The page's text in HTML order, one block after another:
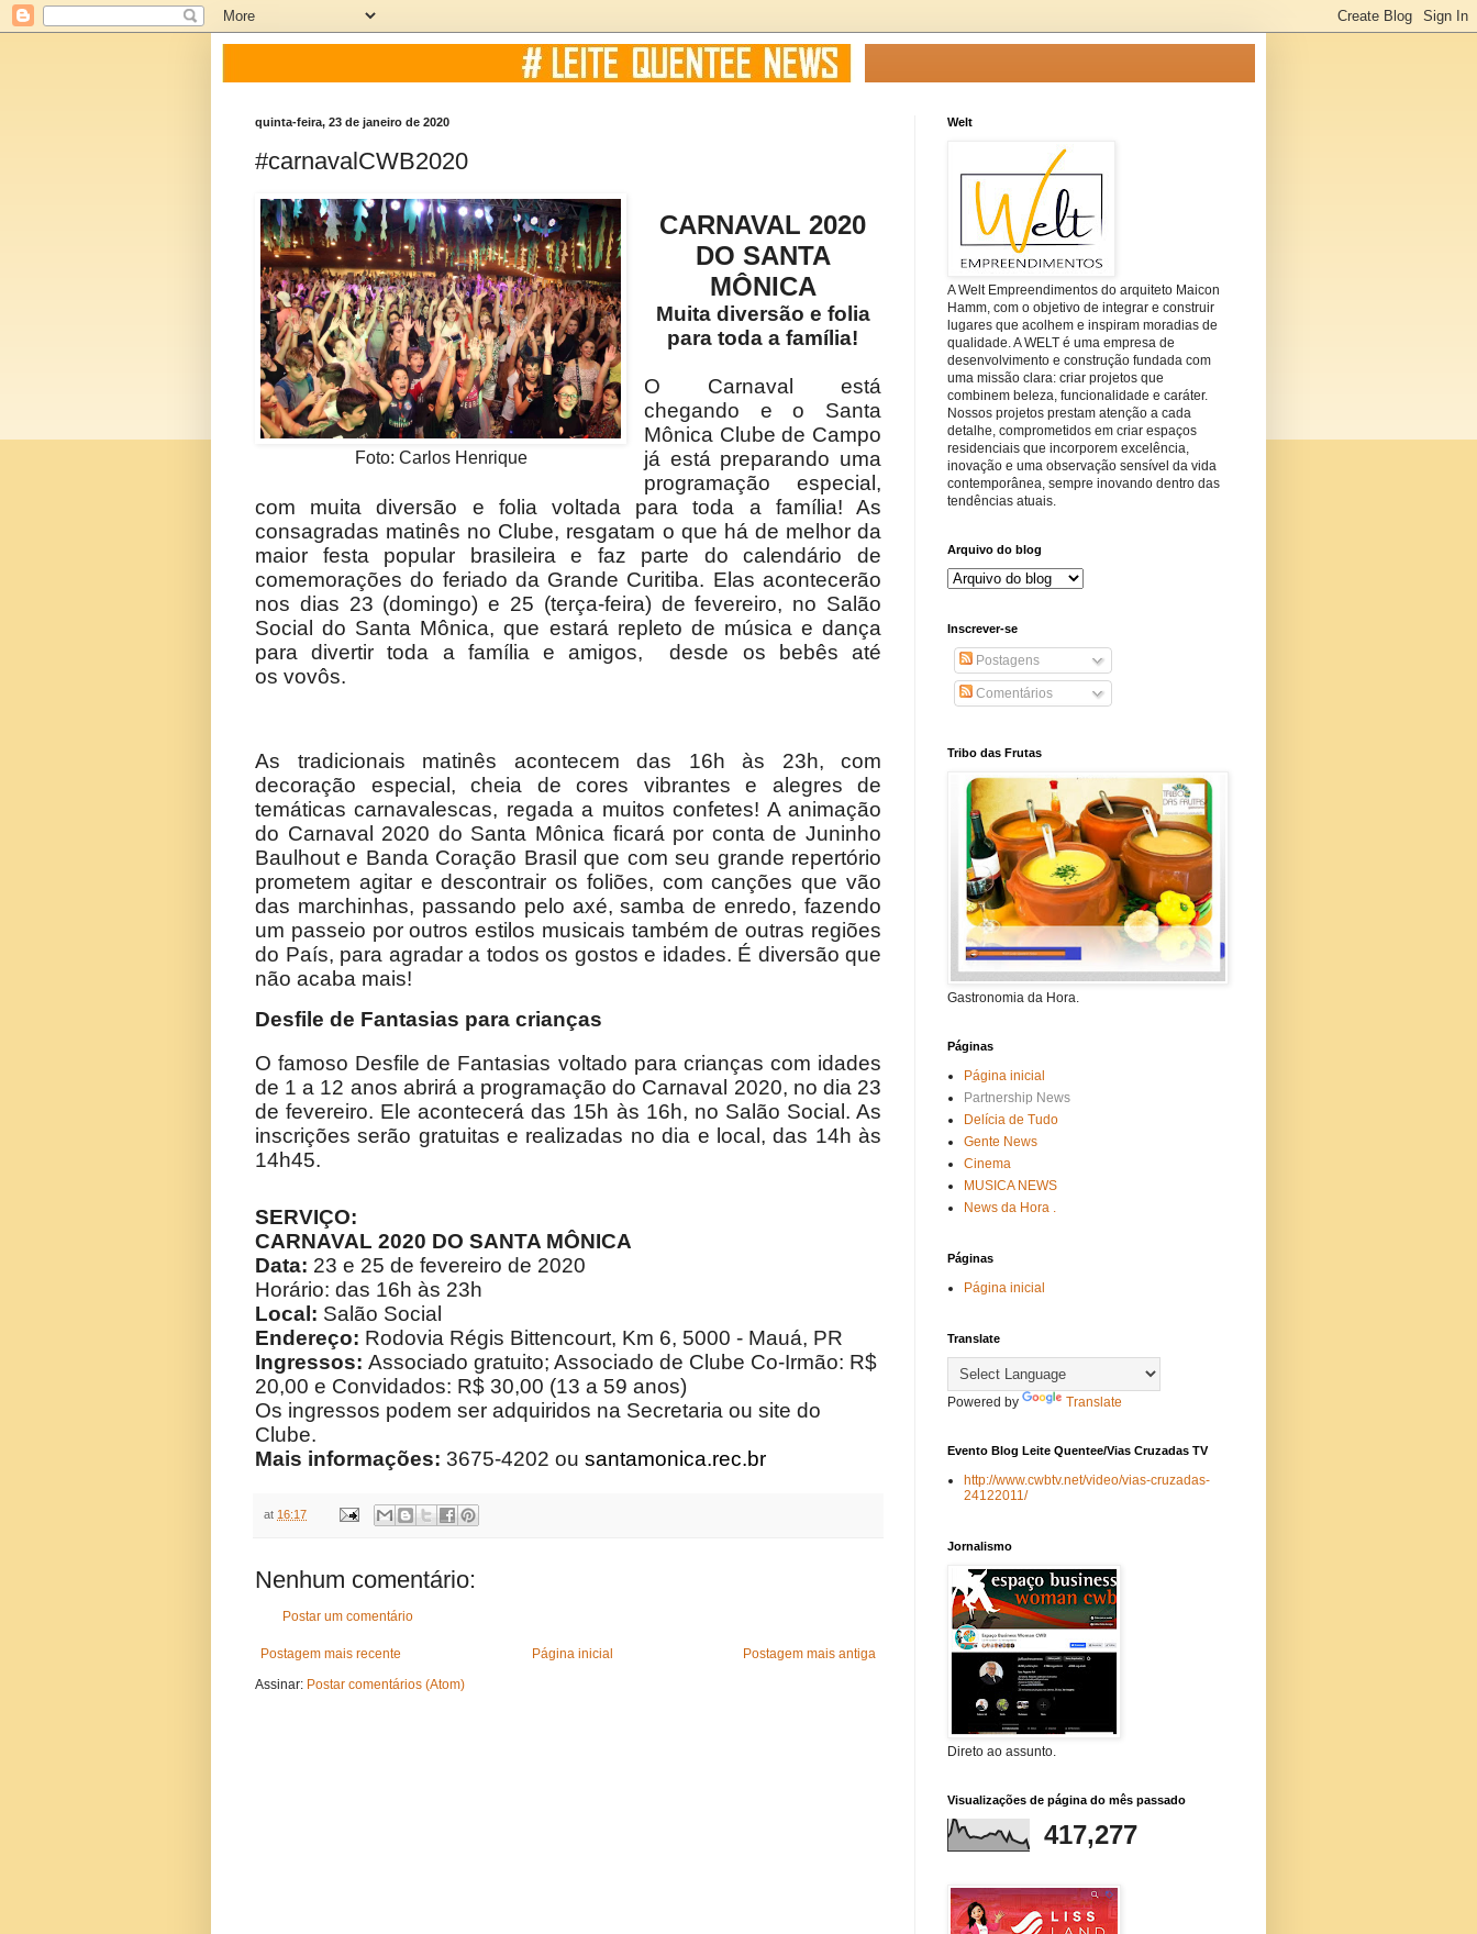
quinta-feira, 23 de janeiro de 2020
#carnavalCWB2020
Foto: Carlos Henrique
CARNAVAL 2020
DO SANTA
MÔNICA
Muita diversão e folia
para toda a família!
O Carnaval está
chegando e o Santa
Mônica Clube de Campo
já está preparando uma
programação especial,
com muita diversão e folia voltada para toda a família! As
consagradas matinês no Clube, resgatam o que há de melhor da
maior festa popular brasileira e faz parte do calendário de
comemorações do feriado da Grande Curitiba. Elas acontecerão
nos dias 23 (domingo) e 25 (terça-feira) de fevereiro, no Salão
Social do Santa Mônica, que estará repleto de música e dança
para divertir toda a família e amigos, desde os bebês até
os vovôs.
As tradicionais matinês acontecem das 16h às 23h, com
decoração especial, cheia de cores vibrantes e alegres de
temáticas carnavalescas, regada a muitos confetes! A animação
do Carnaval 2020 do Santa Mônica ficará por conta de Juninho
Baulhout e Banda Coração Brasil que com seu grande repertório
prometem agitar e descontrair os foliões, com canções que vão
das marchinhas, passando pelo axé, samba de enredo, fazendo
um passeio por outros estilos musicais também de outras regiões
do País, para agradar a todos os gostos e idades. É diversão que
não acaba mais!
Desfile de Fantasias para crianças
O famoso Desfile de Fantasias voltado para crianças com idades
de 1 a 12 anos abrirá a programação do Carnaval 2020, no dia 23
de fevereiro. Ele acontecerá das 15h às 16h, no Salão Social. As
inscrições serão gratuitas e realizadas no dia e local, das 14h às
14h45.
SERVIÇO:
CARNAVAL 2020 DO SANTA MÔNICA
Data: 23 e 25 de fevereiro de 2020
Horário: das 16h às 23h
Local: Salão Social
Endereço: Rodovia Régis Bittencourt, Km 6, 5000 - Mauá, PR
Ingressos: Associado gratuito; Associado de Clube Co-Irmão: R$
20,00 e Convidados: R$ 30,00 (13 a 59 anos)
Os ingressos podem ser adquiridos na Secretaria ou site do
Clube.
Mais informações: 3675-4202 ou santamonica.rec.br
at 16:17
Nenhum comentário:
Postar um comentário
Postagem mais recente Postagem mais antiga
Página inicial
Assinar: Postar comentários (Atom)
Welt
A Welt Empreendimentos do arquiteto Maicon
Hamm, com o objetivo de integrar e construir
lugares que acolhem e inspiram moradias de
qualidade. A WELT é uma empresa de
desenvolvimento e construção fundada com
uma missão clara: criar projetos que
combinem beleza, funcionalidade e caráter.
Nossos projetos prestam atenção a cada
detalhe, comprometidos em criar espaços
residenciais que incorporem excelência,
inovação e uma observação sensível da vida
contemporânea, sempre inovando dentro das
tendências atuais.
Arquivo do blog
Inscrever-se
Postagens
Comentários
Tribo das Frutas
Gastronomia da Hora.
Páginas
Página inicial
Partnership News
Delícia de Tudo
Gente News
Cinema
MUSICA NEWS
News da Hora .
Páginas
Página inicial
Translate
Powered by Translate
Evento Blog Leite Quentee/Vias Cruzadas TV
http://www.cwbtv.net/video/vias-cruzadas-
24122011/
Jornalismo
Direto ao assunto.
Visualizações de página do mês passado
417,277